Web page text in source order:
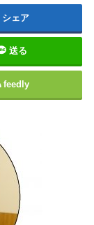
シェア
送る
feedly